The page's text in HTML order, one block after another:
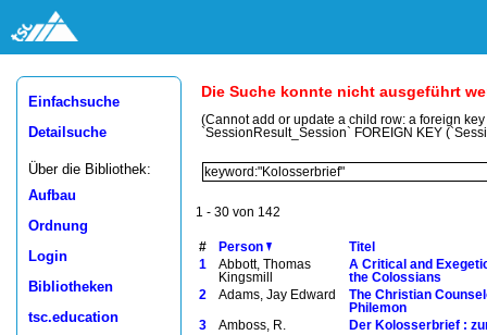
Einfachsuche
Detailsuche
Über die Bibliothek:
Aufbau
Ordnung
Login
Bibliotheken
tsc.education
Die Suche konnte nicht ausgeführt
(Cannot add or update a child row: a foreign
`SessionResult_Session` FOREIGN KEY
1 - 30 von 142
# Person
Titel
1
Abbott, Thomas
Kingsmill
A Critical and
the Colossians
2
Adams, Jay Edward
The Christian
Philemon
3
Amboss, R.
Der Kolosserbrief :